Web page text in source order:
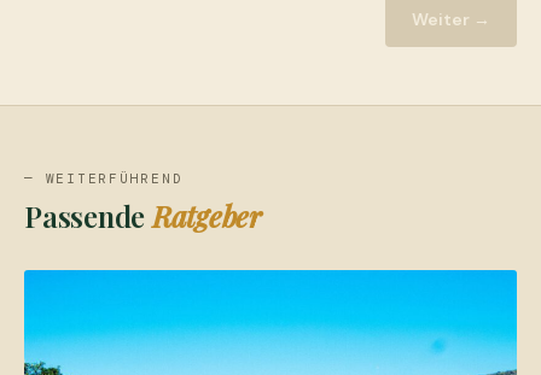
Weiter →
— WEITERFÜHREND
PassendeRatgeber